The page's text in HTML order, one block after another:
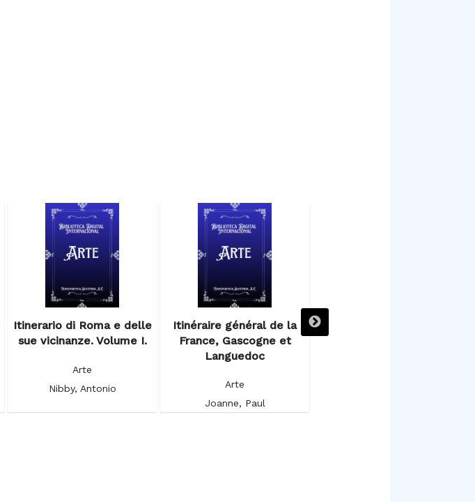
Itinerario di Roma e delle
sue vicinanze. Volume I.
Arte
Nibby, Antonio
Itinéraire général de la
France, Gascogne et
Languedoc
Arte
Joanne, Paul
historique et artistique de